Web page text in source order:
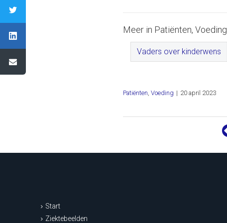
Meer in Patiënten, Voeding
Vaders over kinderwens
Patiënten, Voeding | 20 april 2023
Start
Ziektebeelden